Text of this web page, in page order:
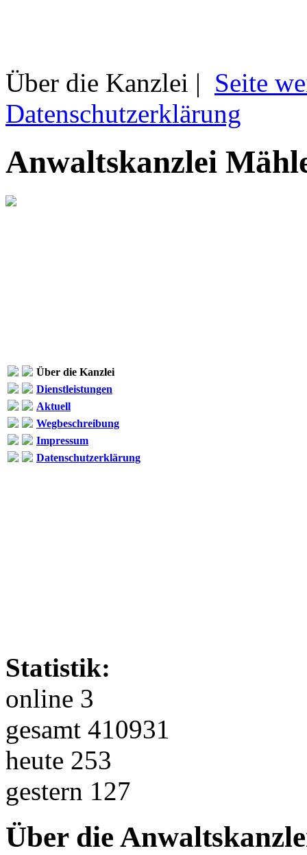
Über die Kanzlei | Seite
Datenschutzerklärung
Anwaltskanzlei
Über die Kanzlei
Dienstleistungen
Aktuell
Wegbeschreibung
Impressum
Datenschutzerklärung
Statistik:
online 3
gesamt 410931
heute 253
gestern 127
Über die